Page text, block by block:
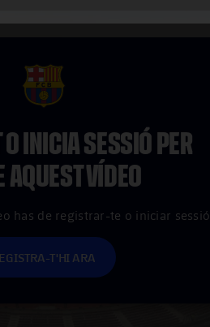
FCB Barcelona badge
O INICIA SESSIÓ PER
AQUEST VÍDEO
has de registrar-te o iniciar sessió
T'HI ARA